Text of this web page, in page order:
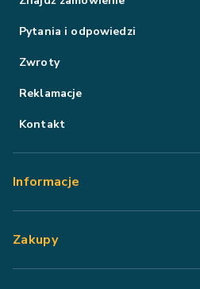
Pytania i odpowiedzi
Zwroty
Reklamacje
Kontakt
Informacje
Zakupy